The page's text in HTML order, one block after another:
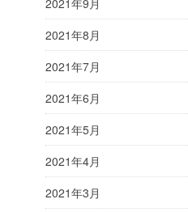
2021年9月
2021年8月
2021年7月
2021年6月
2021年5月
2021年4月
2021年3月